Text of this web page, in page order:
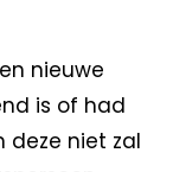
nieuwe
is of had
deze niet zal